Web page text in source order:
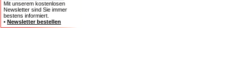
Mit unserem kostenlosen
Newsletter sind Sie immer
bestens informiert.
• Newsletter bestellen